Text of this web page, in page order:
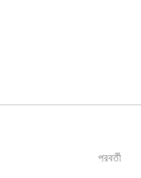
পরবর্তী